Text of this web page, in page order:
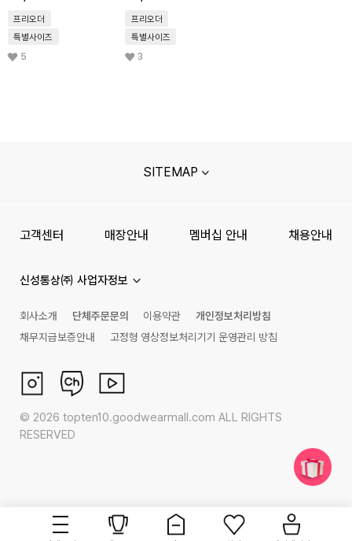
프리오더
특별사이즈
5
프리오더
특별사이즈
3
SITEMAP
고객센터 매장안내 멤버십 안내 채용안내
신성통상㈜ 사업자정보
회사소개 단체주문문의 이용약관
개인정보처리방침
채무지급보증안내
고정형 영상정보처리기기 운영관리 방침
© 2026 topten10.goodwearmall.com ALL RIGHTS
RESERVED